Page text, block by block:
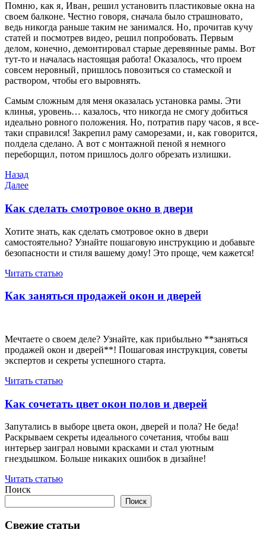
Помню‚ как я‚ Иван‚ решил установить пластиковые окна на
своем балконе. Честно говоря‚ сначала было страшновато‚
ведь никогда раньше таким не занимался. Но‚ прочитав кучу
статей и посмотрев видео‚ решил попробовать. Первым
делом‚ конечно‚ демонтировал старые деревянные рамы. Вот
тут-то и началась настоящая работа! Оказалось‚ что проем
совсем неровный‚ пришлось повозиться со стамеской и
раствором‚ чтобы его выровнять.
Самым сложным для меня оказалась установка рамы. Эти
клинья‚ уровень… казалось‚ что никогда не смогу добиться
идеально ровного положения. Но‚ потратив пару часов‚ я все-
таки справился! Закрепил раму саморезами‚ и‚ как говорится‚
полдела сделано. А вот с монтажной пеной я немного
переборщил‚ потом пришлось долго обрезать излишки.
Навигация
по
записям
Предыдущая
запись
Назад
Следующая
Далее
Как сделать смотровое окно в двери
Хотите знать, как сделать смотровое окно в двери
самостоятельно? Узнайте пошаговую инструкцию и добавьте
безопасности и стиля вашему дому! Это проще, чем кажется!
Читать статью
Как заняться продажей окон и дверей
Мечтаете о своем деле? Узнайте, как прибыльно **заняться
продажей окон и дверей**! Пошаговая инструкция, советы
экспертов и секреты успешного старта.
Читать статью
Как сочетать цвет окон полов и дверей
Запутались в выборе цвета окон, дверей и пола? Не беда!
Раскрываем секреты идеального сочетания, чтобы ваш
интерьер заиграл новыми красками и стал уютным
гнездышком. Больше никаких ошибок в дизайне!
Читать статью
Поиск
Поиск
Свежие статьи